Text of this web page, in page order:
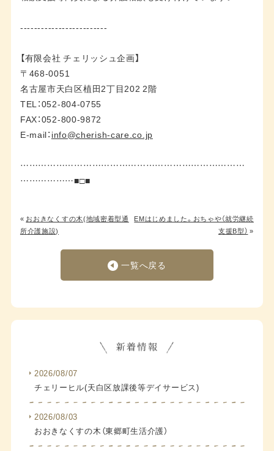
-------------------------
【有限会社 チェリッシュ企画】
〒468-0051
名古屋市天白区植田2丁目202 2階
TEL：052-804-0755
FAX：052-800-9872
E-mail： info@cherish-care.co.jp
…………………………………………………………………
………………■□■
« おおきなくすの木(地域密着型通
所介護施設)
EMはじめました。おちゃや（就労継続
支援B型） »
一覧へ戻る
2026/08/07
チェリーヒル(天白区放課後等デイサービス)
2026/08/03
おおきなくすの木（東郷町生活介護）